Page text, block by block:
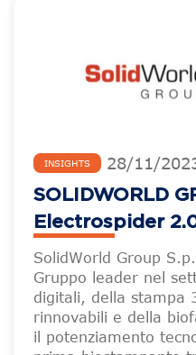
INSIGHTS 28/11/
SOLIDWORLD
Electrospider
SolidWorld Group
Gruppo leader nel
digitali, della stampa
rinnovabili e della
il potenziamento